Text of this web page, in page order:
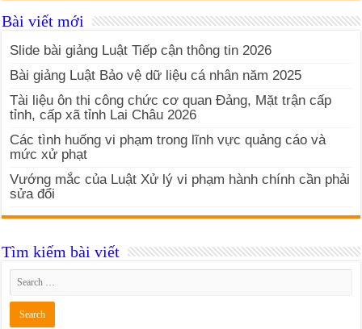
Bài viết mới
Slide bài giảng Luật Tiếp cận thông tin 2026
Bài giảng Luật Bảo vệ dữ liệu cá nhân năm 2025
Tài liệu ôn thi công chức cơ quan Đảng, Mặt trận cấp
tỉnh, cấp xã tỉnh Lai Châu 2026
Các tình huống vi phạm trong lĩnh vực quảng cáo và
mức xử phạt
Vướng mắc của Luật Xử lý vi phạm hành chính cần phải
sửa đổi
Tìm kiếm bài viết